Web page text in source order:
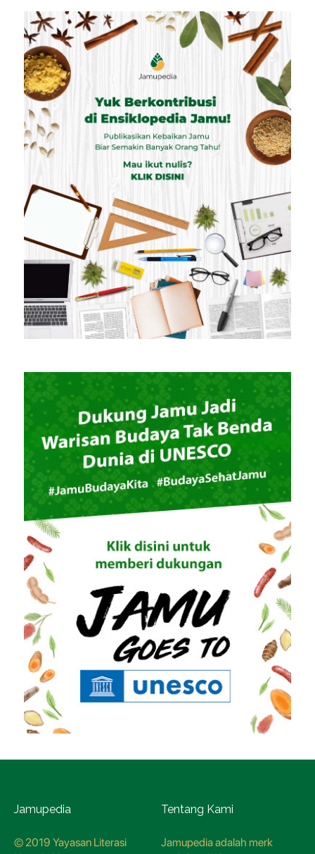
Jamupedia
© 2019 Yayasan Literasi
Tentang Kami
Jamupedia adalah merk